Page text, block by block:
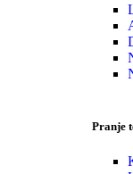
Pranje